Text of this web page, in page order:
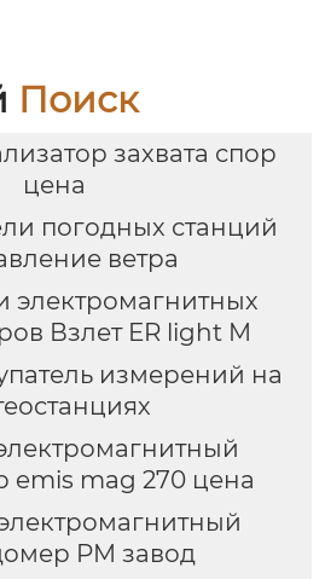
Поиск
захвата спор
цена
погодных станций
ветра
электромагнитных
Взлет ER light M
измерений на
emis mag 270 цена
PM завод